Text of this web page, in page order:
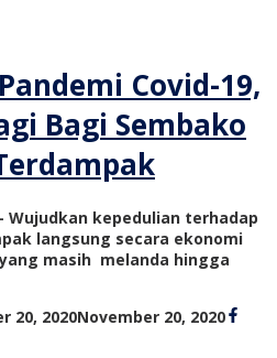
Covid-19,
Bagi Sembako
Wujudkan kepedulian terhadap
langsung secara ekonomi
masih melanda hingga
20, 2020November 20, 2020oleh